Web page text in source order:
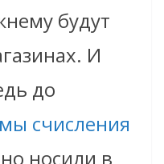
будут
И
до
счисления
носили в